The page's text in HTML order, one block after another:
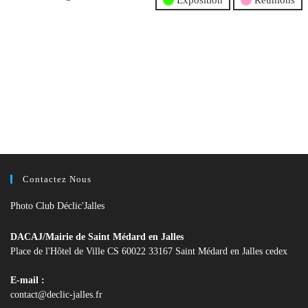
Contactez Nous
Photo Club Déclic'Jalles
DACAJ/Mairie de Saint Médard en Jalles
Place de l'Hôtel de Ville CS 60022 33167 Saint Médard en Jalles cedex
E-mail :
contact@declic-jalles.frS’ouvre